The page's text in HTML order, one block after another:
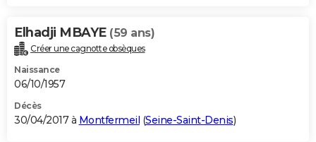
Elhadji MBAYE (59 ans)
Créer une cagnotte obsèques
Naissance
06/10/1957
Décès
30/04/2017 à Montfermeil (Seine-Saint-Denis)